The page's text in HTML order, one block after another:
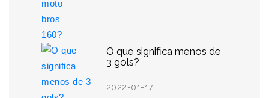
O que significa menos de
3 gols?
2022-01-17